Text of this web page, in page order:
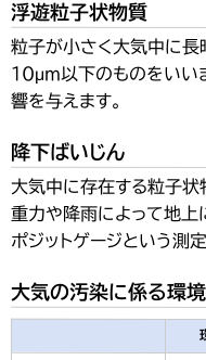
浮遊粒子状物質
粒子が小さく大気中に長
10μm以下のものをいい
響を与えます。
降下ばいじん
大気中に存在する粒子状
重力や降雨によって地上
ポジットゲージという測
大気の汚染に係る環